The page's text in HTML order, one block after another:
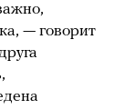
— говорит